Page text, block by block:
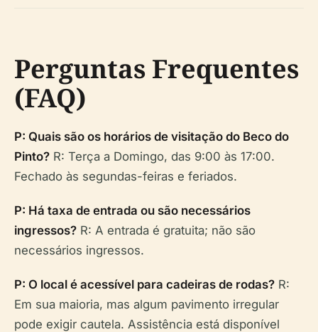
Perguntas Frequentes
(FAQ)
P: Quais são os horários de visitação do Beco do
Pinto? R: Terça a Domingo, das 9:00 às 17:00.
Fechado às segundas-feiras e feriados.
P: Há taxa de entrada ou são necessários
ingressos? R: A entrada é gratuita; não são
necessários ingressos.
P: O local é acessível para cadeiras de rodas? R:
Em sua maioria, mas algum pavimento irregular
pode exigir cautela. Assistência está disponível